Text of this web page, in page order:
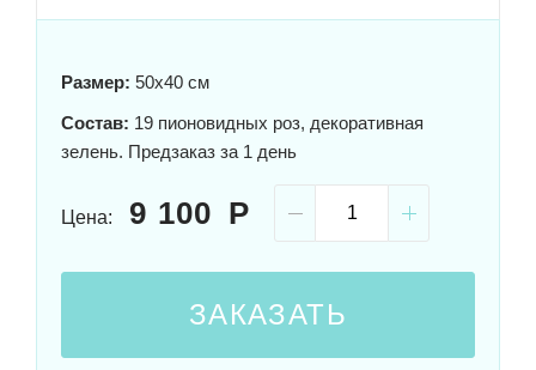
Размер: 50x40 см
Состав: 19 пионовидных роз, декоративная
зелень. Предзаказ за 1 день
Цена: 9 100
ЗАКАЗАТЬ